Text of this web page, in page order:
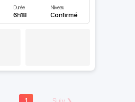
Durée
6h18
Niveau
Confirmé